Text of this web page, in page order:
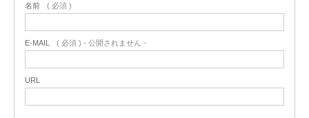
名前 ( 必須 )
E-MAIL ( 必須 ) - 公開されません -
URL